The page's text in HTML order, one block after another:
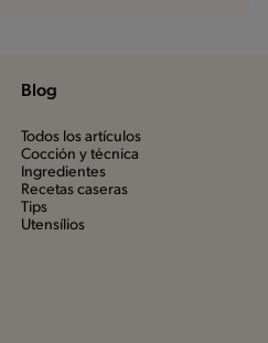
Blog
Todos los artículos
Cocción y técnica
Ingredientes
Recetas caseras
Tips
Utensílios